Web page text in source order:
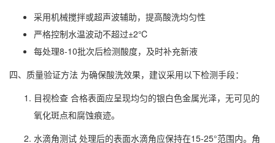
采用机械搅拌或超声波辅助，提高酸洗均匀性
严格控制水温波动不超过±2℃
每处理8-10批次后检测酸度，及时补充新液
四、质量验证方法 为确保酸洗效果，建议采用以下检测手段：
目视检查 合格表面应呈现均匀的银白色金属光泽，无可见的
氧化斑点和腐蚀痕迹。
水滴角测试 处理后的表面水滴角应保持在15-25°范围内。角